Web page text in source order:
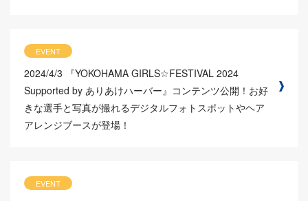
EVENT
2024/4/3
『YOKOHAMA GIRLS☆FESTIVAL 2024
Supported by ありあけハーバー』コンテンツ公開！お好
きな選手と写真が撮れるデジタルフォトスポットやヘア
アレンジブースが登場！
EVENT